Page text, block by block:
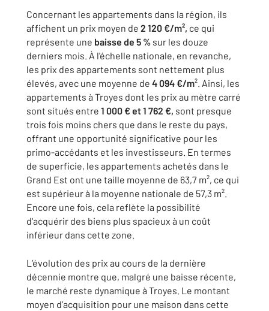
Concernant les appartements dans la région, ils
affichent un prix moyen de 2 120 €/m², ce qui
représente une baisse de 5 % sur les douze
derniers mois. À l'échelle nationale, en revanche,
les prix des appartements sont nettement plus
élevés, avec une moyenne de 4 094 €/m². Ainsi, les
appartements à Troyes dont les prix au mètre carré
sont situés entre 1 000 € et 1 762 €, sont presque
trois fois moins chers que dans le reste du pays,
offrant une opportunité significative pour les
primo-accédants et les investisseurs. En termes
de superficie, les appartements achetés dans le
Grand Est ont une taille moyenne de 63,7 m², ce qui
est supérieur à la moyenne nationale de 57,3 m².
Encore une fois, cela reflète la possibilité
d'acquérir des biens plus spacieux à un coût
inférieur dans cette zone.
L’évolution des prix au cours de la dernière
décennie montre que, malgré une baisse récente,
le marché reste dynamique à Troyes. Le montant
moyen d’acquisition pour une maison dans cette